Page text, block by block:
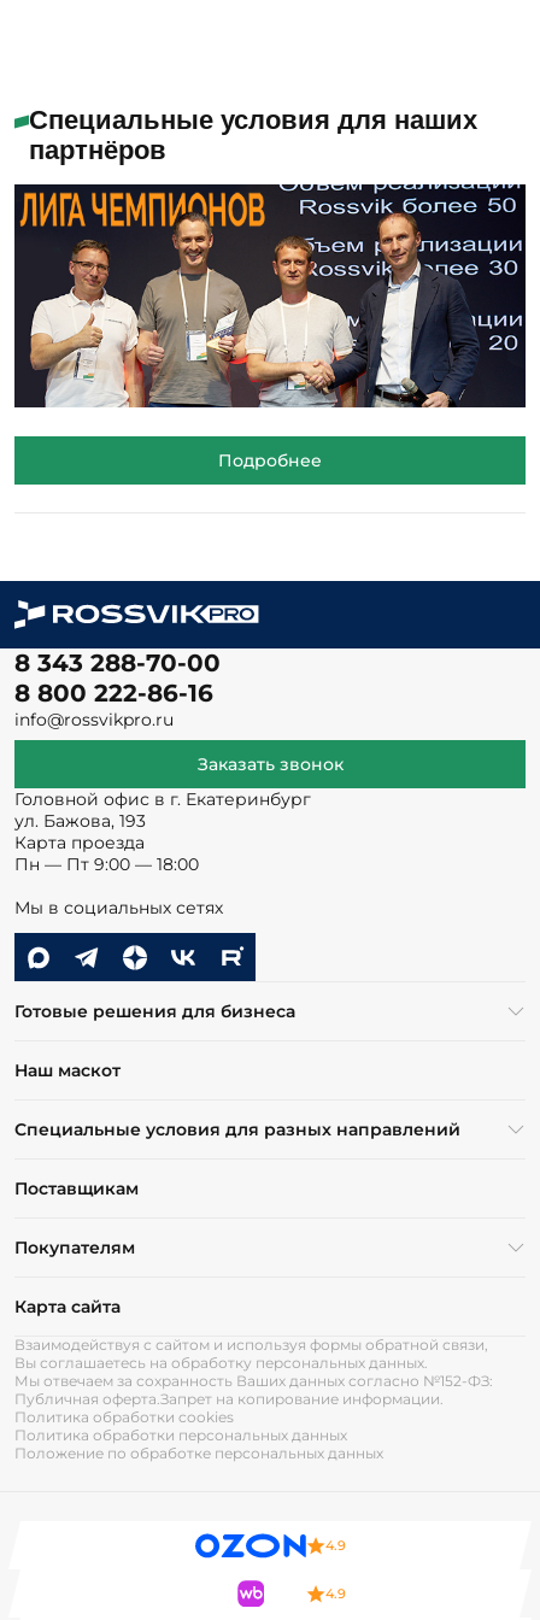
Специальные условия для наших
партнёров
Подробнее
8 343 288-70-00
8 800 222-86-16
info@rossvikpro.ru
Заказать звонок
Головной офис в г. Екатеринбург
ул. Бажова, 193
Карта проезда
Пн — Пт 9:00 — 18:00
Мы в социальных сетях
Готовые решения для бизнеса
Наш маскот
Специальные условия для разных направлений
Поставщикам
Покупателям
Карта сайта
Взаимодействуя с сайтом и используя формы обратной связи,
Вы соглашаетесь на обработку персональных данных.
Мы отвечаем за сохранность Ваших данных согласно №152-ФЗ:
Публичная оферта.Запрет на копирование информации.
Политика обработки cookies
Политика обработки персональных данных
Положение по обработке персональных данных
4.9
4.9